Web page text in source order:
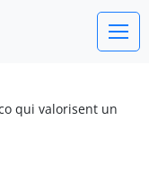
qui valorisent un